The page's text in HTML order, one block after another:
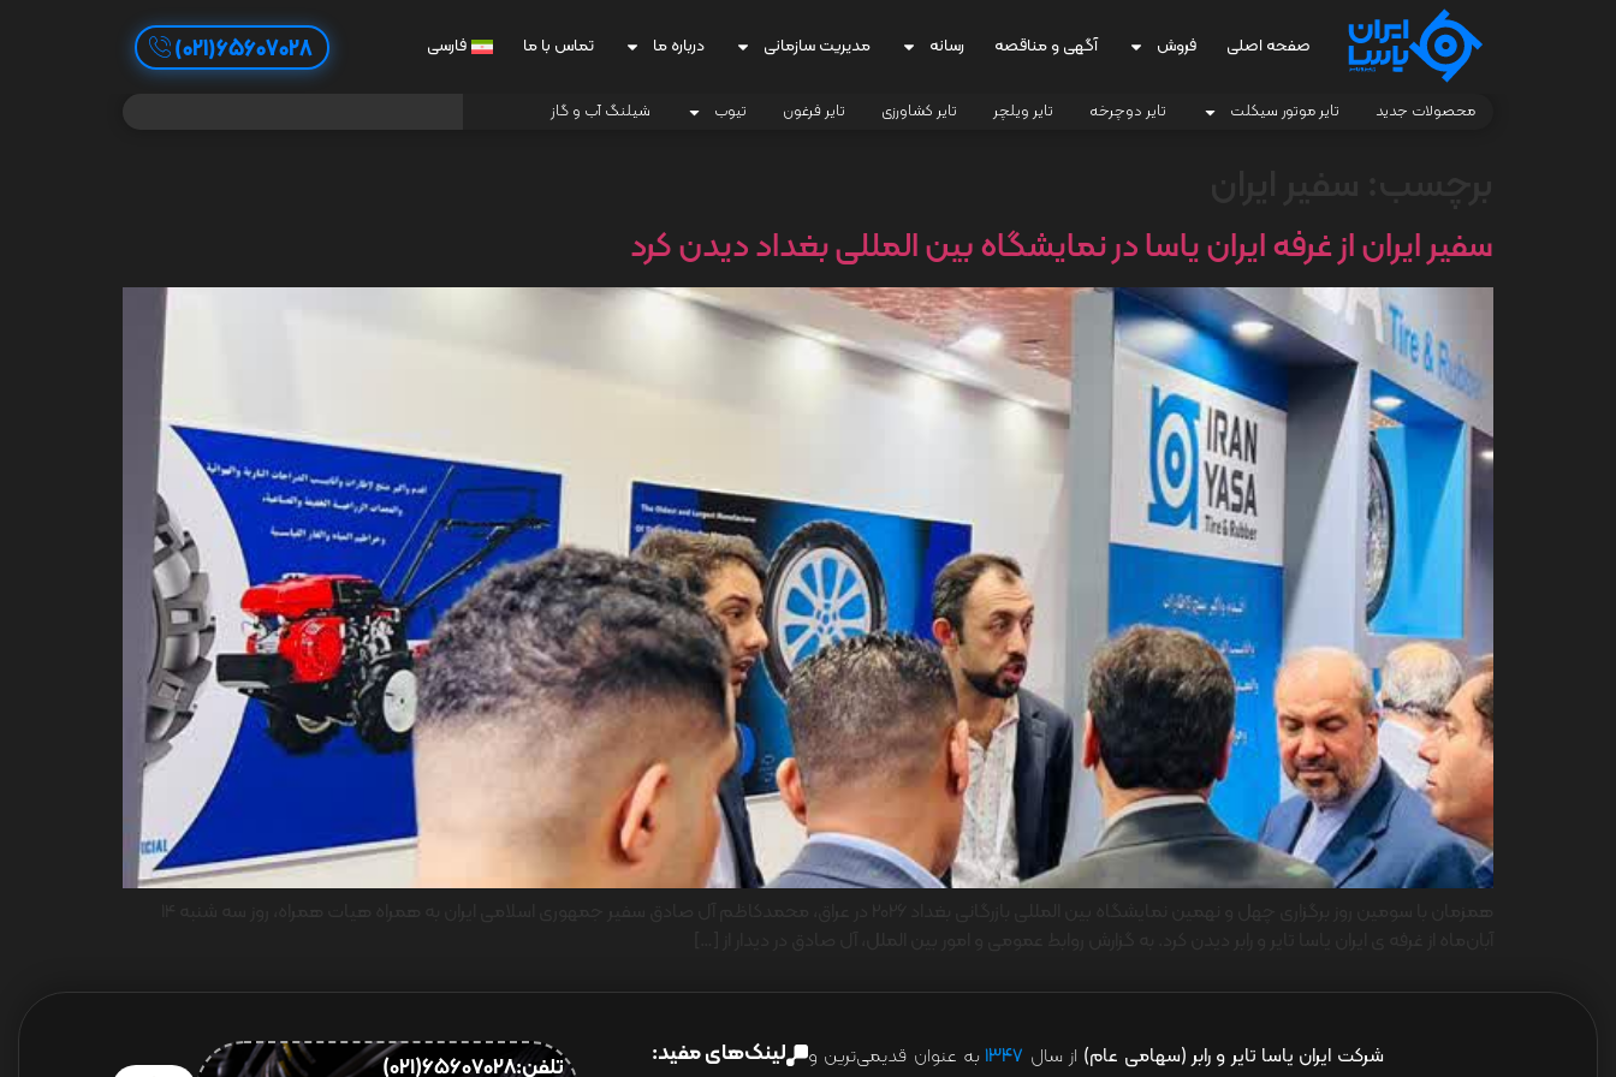
صفحه اصلی فروش آگهی و مناقصه رسانه مدیریت سازمانی درباره ما تماس با ما فارسی 65607028(021)
محصولات جدید تایر موتور سیکلت تایر دوچرخه تایر ویلچر تایر کشاورزی تایر فرغون تیوب شیلنگ آب و گاز
سفیر ایران از غرفه ایران یاسا در نمایشگاه بین المللی بغداد دیدن کرد
شرکت ایران یاسا تایر و رابر (سهامی عام) از سال ۱۳۴۷ به عنوان قدیمی‌ترین و
لینک‌های مفید: تلفن:65607028(021)